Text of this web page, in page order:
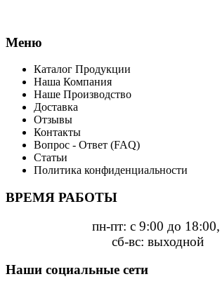
Меню
Каталог Продукции
Наша Компания
Наше Производство
Доставка
Отзывы
Контакты
Вопрос - Ответ (FAQ)
Статьи
Политика конфиденциальности
ВРЕМЯ РАБОТЫ
пн-пт: с 9:00 до 18:00,
сб-вс: выходной
Наши социальные сети